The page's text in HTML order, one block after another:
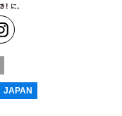
JAPAN